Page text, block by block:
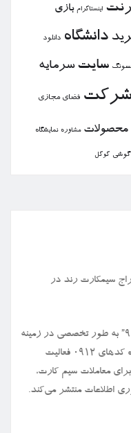
اینستاگرام بازی
دانشگاه دانلود
سایت سرمایه
شركت فضای مجازی
محصولات مشاوره نمایشگاه
گوشی گوگل
سیمكارت رند در
وبسایت rond912.ir با عنوان “خط رند ۹۱۲” به طور تخصصی در زمینه
خرید و فروش سیم کارت‌های رند به ویژه کدهای ۰۹۱۲ فعالیت
معاملات سیم کارت،
اطلاعات منتشر می‌کند.